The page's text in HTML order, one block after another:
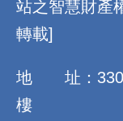
站之智慧財產
轉載]
地 址：
樓